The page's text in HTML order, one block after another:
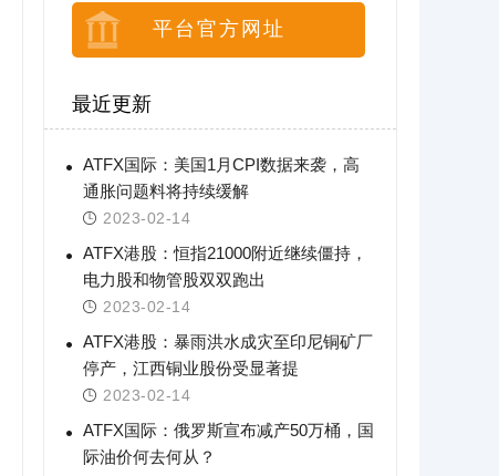
平台官方网址
最近更新
ATFX国际：美国1月CPI数据来袭，高
通胀问题料将持续缓解
2023-02-14
ATFX港股：恒指21000附近继续僵持，
电力股和物管股双双跑出
2023-02-14
ATFX港股：暴雨洪水成灾至印尼铜矿厂
停产，江西铜业股份受显著提
2023-02-14
ATFX国际：俄罗斯宣布减产50万桶，国
际油价何去何从？